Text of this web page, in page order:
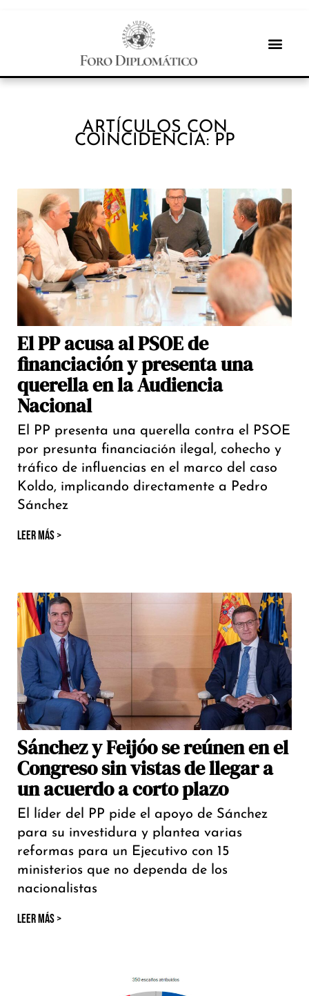
ARTÍCULOS CON
COINCIDENCIA: PP
El PP acusa al PSOE de
financiación y presenta una
querella en la Audiencia
Nacional
El PP presenta una querella contra el PSOE
por presunta financiación ilegal, cohecho y
tráfico de influencias en el marco del caso
Koldo, implicando directamente a Pedro
Sánchez
LEER MÁS >
Sánchez y Feijóo se reúnen en el
Congreso sin vistas de llegar a
un acuerdo a corto plazo
El líder del PP pide el apoyo de Sánchez
para su investidura y plantea varias
reformas para un Ejecutivo con 15
ministerios que no dependa de los
nacionalistas
LEER MÁS >